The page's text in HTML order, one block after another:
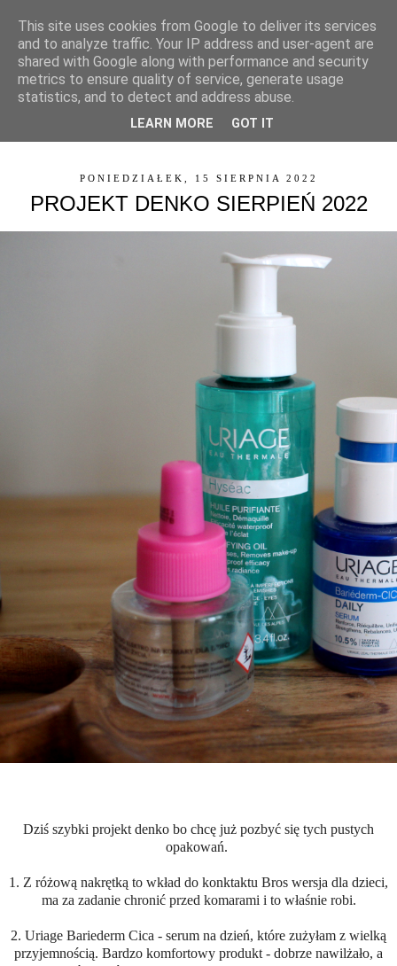
▼
PONIEDZIAŁEK, 15 SIERPNIA 2022
PROJEKT DENKO SIERPIEŃ 2022
Dziś szybki projekt denko bo chcę już pozbyć się tych pustych
opakowań.
1. Z różową nakrętką to wkład do konktaktu Bros wersja dla dzieci,
ma za zadanie chronić przed komarami i to właśnie robi.
2. Uriage Bariederm Cica - serum na dzień, które zużyłam z wielką
przyjemnością. Bardzo komfortowy produkt - dobrze nawilżało, a
This site uses cookies from Google to deliver its services
and to analyze traffic. Your IP address and user-agent are
shared with Google along with performance and security
metrics to ensure quality of service, generate usage
statistics, and to detect and address abuse.
LEARN MORE GOT IT